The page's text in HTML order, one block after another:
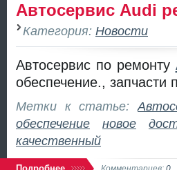
Автосервис Audi
Категория: Новости
Автосервис по ремонту
обеспечение., запчасти
Метки к статье:
обеспечение
новое
качественный